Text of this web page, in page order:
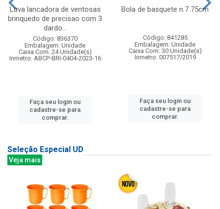
Luva lancadora de ventosas
brinquedo de precisao com 3
dardo...
Código: 836370
Embalagem: Unidade
Caixa Com: 24 Unidade(s)
Inmetro: ABCP-BRI-0404-2023-16
Faça seu login ou
cadastre-se para
comprar.
Bola de basquete n.7 75cm
Código: 841285
Embalagem: Unidade
Caixa Com: 30 Unidade(s)
Inmetro: 007517/2019
Faça seu login ou
cadastre-se para
comprar.
Seleção Especial UD
Veja mais